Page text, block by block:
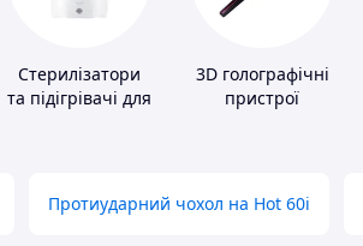
Стерилізатори
та підігрівачі для
3D голографічні
пристрої
Протиударний чохол на Hot 60i